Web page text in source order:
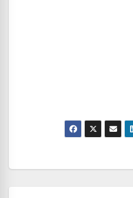
Navegación